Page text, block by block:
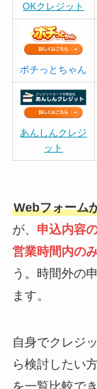
OKクレジット
ポチっとちゃん
あんしんクレジ
ット
Webフォーム
が、 申込内容
営業時間内の
う。時間外の
ます。
自身でクレジ
ら検討したい
を一覧比較で